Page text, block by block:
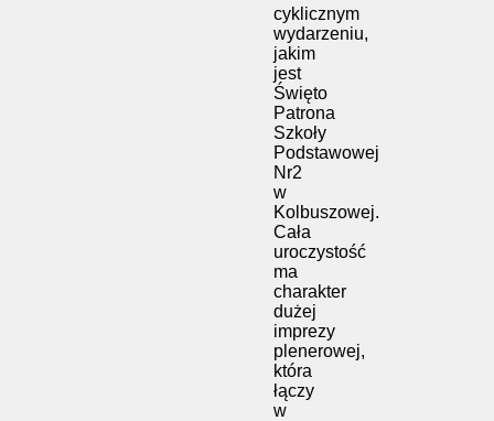
cyklicznym
wydarzeniu,
jakim
jest
Święto
Patrona
Szkoły
Podstawowej
Nr2
w
Kolbuszowej.
Cała
uroczystość
ma
charakter
dużej
imprezy
plenerowej,
która
łączy
w